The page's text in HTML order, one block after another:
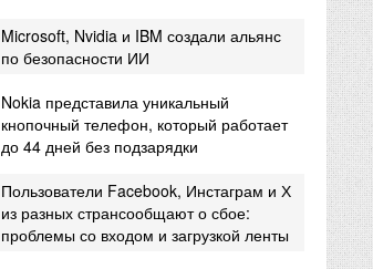
Microsoft, Nvidia и IBM создали альянс
по безопасности ИИ
Nokia представила уникальный
кнопочный телефон, который работает
до 44 дней без подзарядки
Пользователи Facebook, Инстаграм и Х
из разных странсообщают о сбое:
проблемы со входом и загрузкой ленты